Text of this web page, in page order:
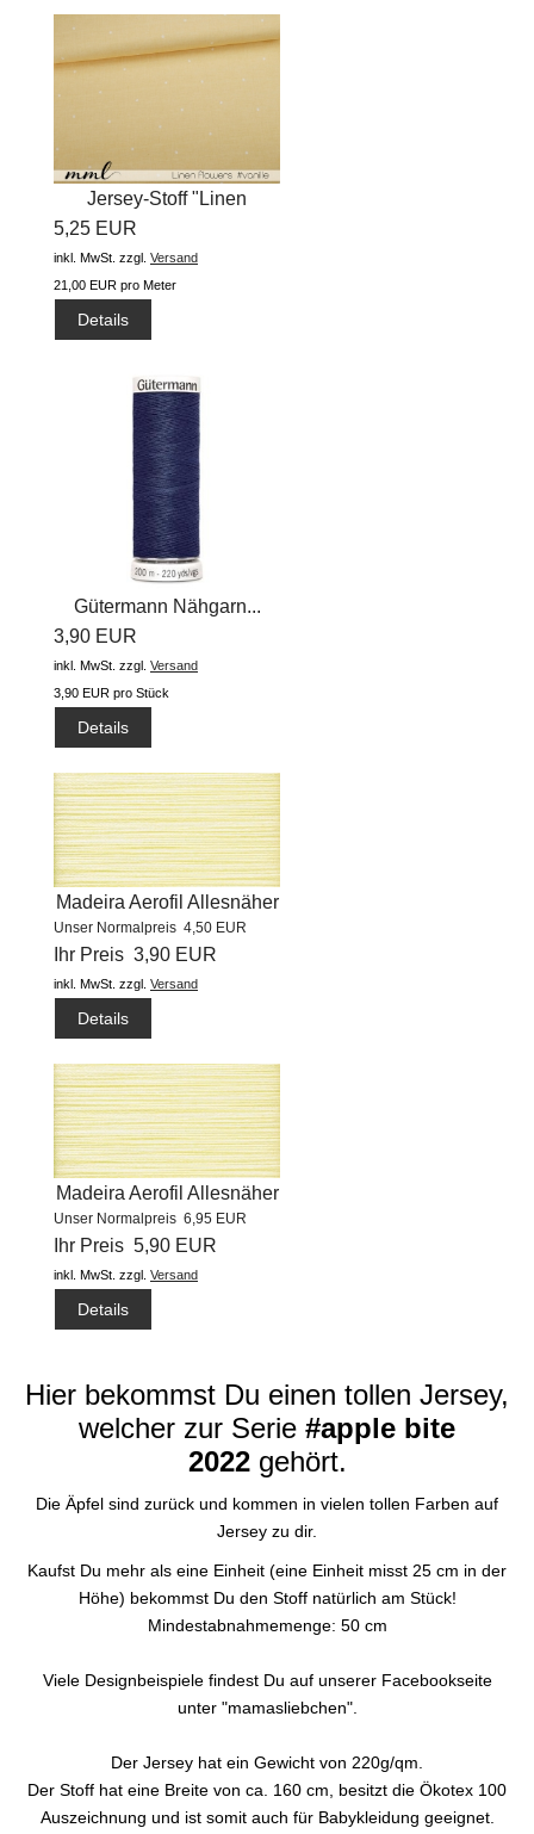
Jersey-Stoff "Linen
flowers...
5,25 EUR
inkl. MwSt. zzgl. Versand
21,00 EUR pro Meter
Details
Gütermann Nähgarn...
3,90 EUR
inkl. MwSt. zzgl. Versand
3,90 EUR pro Stück
Details
Madeira Aerofil Allesnäher
(400m) #8220
Unser Normalpreis 4,50 EUR
Ihr Preis 3,90 EUR
inkl. MwSt. zzgl. Versand
Details
Madeira Aerofil Allesnäher
(1000m) #8220
Unser Normalpreis 6,95 EUR
Ihr Preis 5,90 EUR
inkl. MwSt. zzgl. Versand
Details
Hier bekommst Du einen tollen Jersey,
welcher zur Serie #apple bite
2022 gehört.
Die Äpfel sind zurück und kommen in vielen tollen Farben auf
Jersey zu dir.
Kaufst Du mehr als eine Einheit (eine Einheit misst 25 cm in der
Höhe) bekommst Du den Stoff natürlich am Stück!
Mindestabnahmemenge: 50 cm
Viele Designbeispiele findest Du auf unserer Facebookseite
unter "mamasliebchen".
Der Jersey hat ein Gewicht von 220g/qm.
Der Stoff hat eine Breite von ca. 160 cm, besitzt die Ökotex 100
Auszeichnung und ist somit auch für Babykleidung geeignet.